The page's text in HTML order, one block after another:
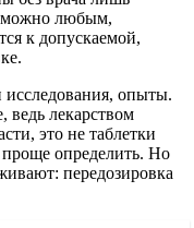
можно любым,
к допускаемой,
опыты.
ведь лекарством
это не таблетки
определить. Но
передозировка